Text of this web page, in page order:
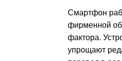
Смартфон
фирменной
фактора.
упрощают